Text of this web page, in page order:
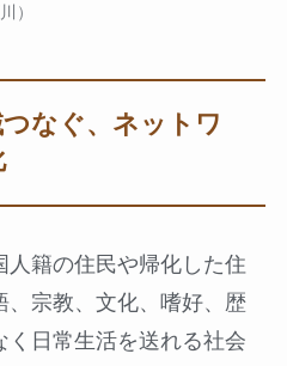
）
なぐ、ネットワ
籍の住民や帰化した住
、宗教、文化、嗜好、歴
く日常生活を送れる社会